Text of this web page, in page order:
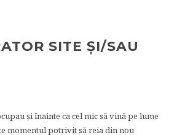
SITE ȘI/SAU
și înainte ca cel mic să vină pe lume
momentul potrivit să reia din nou